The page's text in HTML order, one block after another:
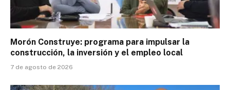
Morón Construye: programa para impulsar la
construcción, la inversión y el empleo local
7 de agosto de 2026